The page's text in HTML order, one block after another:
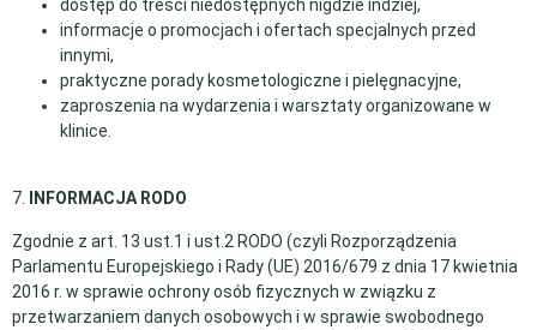
dostęp do treści niedostępnych nigdzie indziej,
informacje o promocjach i ofertach specjalnych przed
innymi,
praktyczne porady kosmetologiczne i pielęgnacyjne,
zaproszenia na wydarzenia i warsztaty organizowane w
klinice.
7. INFORMACJA RODO
Zgodnie z art. 13 ust.1 i ust.2 RODO (czyli Rozporządzenia
Parlamentu Europejskiego i Rady (UE) 2016/679 z dnia 17 kwietnia
2016 r. w sprawie ochrony osób fizycznych w związku z
przetwarzaniem danych osobowych i w sprawie swobodnego